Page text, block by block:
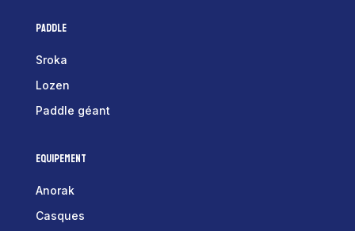
Paddle
Sroka
Lozen
Paddle géant
Equipement
Anorak
Casques